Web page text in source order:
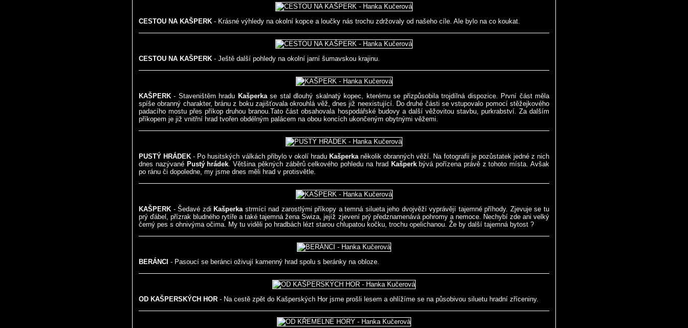
CESTOU NA KAŠPERK - Krásné výhledy na okolní kopce a loučky nás trochu zdržovaly od našeho cíle. Ale bylo na co koukat.
CESTOU NA KAŠPERK - Ještě další pohledy na okolní jarní šumavskou krajinu.
KAŠPERK - Staveništěm hradu Kašperkase stal dlouhý skalnatý kopec, kterému se přizpůsobila trojdílná dispozice. První část měla
spíše obranný charakter, bránu z boku zajišťovala okrouhlá věž, dnes již neexistující. Do druhé části se vstupovalo pomocí stěžejkového
padacího mostu přes příkop druhou branou.Tato část obsahovala hospodářské budovy a další věžovitou stavbu, purkrabství. Za dalším
příkopem je již vnitřní hrad tvořen obdélným palácem na obou koncích ukončeným obytnými věžemi.
PUSTÝ HRÁDEK - Po husitských válkách přibylo v okolí hradu Kašperkaněkolik obranných věží. Na fotografii je pozůstatek jedné z nich
dnes nazývané Pustý hrádek. Většina pěkných záběrů celkového pohledu na hrad Kašperkbývá pořízena právě z tohoto místa. Avšak
po ránu či dopoledne, my jsme dnes měli hrad v protisvětle.
KAŠPERK - Šedavé zdi Kašperkastrmící nad zarostlými příkopy a temná silueta jeho dvojvěží vyprávějí tajemné příhody. Zjevuje se tu
prý ďábel, přízrak bludného rytíře a také tajemná žena Swiza, jejíž zjevení prý předznamenává pohromy a nemoce. Nechybí zde ani velký
černý pes s ohnivýma očima. My tu viděli po hradbách lézt starou chlupatou kočku, trochu opelichanou. Že by další tajemná bytost ?
BERÁNCI - Pasoucí se beránci oživují kamenný hrad spolu s beránky na obloze.
OD KAŠPERSKÝCH HOR - Na cestě zpět do Kašperských Hor jsme prošli lesem a ohlížíme se na působivou siluetu hradní zříceniny.